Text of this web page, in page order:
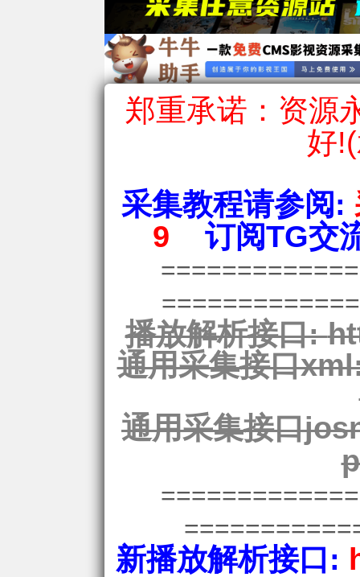
郑重承诺：资源
好
采集教程请参阅:
9
订阅TG交
播放解析接口:
通用采集接口
通用采集接口
新播放解析接口: